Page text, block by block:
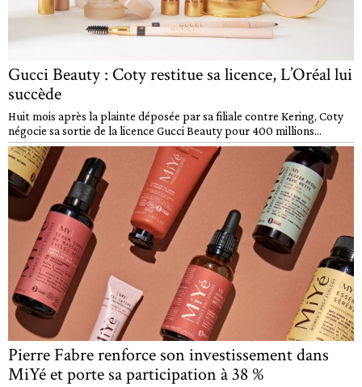
Gucci Beauty : Coty restitue sa licence, L’Oréal lui
succède
Huit mois après la plainte déposée par sa filiale contre Kering, Coty
négocie sa sortie de la licence Gucci Beauty pour 400 millions...
Pierre Fabre renforce son investissement dans
MiYé et porte sa participation à 38 %